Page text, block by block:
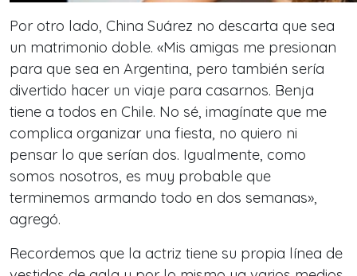
Por otro lado, China Suárez no descarta que sea
un matrimonio doble. «Mis amigas me presionan
para que sea en Argentina, pero también sería
divertido hacer un viaje para casarnos. Benja
tiene a todos en Chile. No sé, imagínate que me
complica organizar una fiesta, no quiero ni
pensar lo que serían dos. Igualmente, como
somos nosotros, es muy probable que
terminemos armando todo en dos semanas»,
agregó.
Recordemos que la actriz tiene su propia línea de